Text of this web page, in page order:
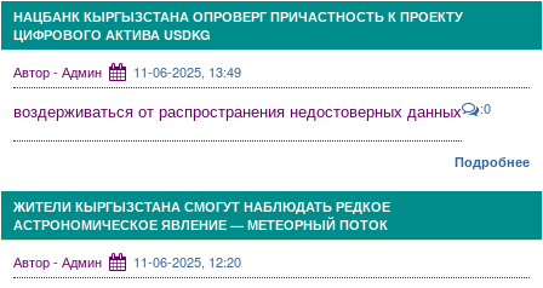
НАЦБАНК КЫРГЫЗСТАНА ОПРОВЕРГ ПРИЧАСТНОСТЬ К ПРОЕКТУ
ЦИФРОВОГО АКТИВА USDKG
Автор - Админ 11-06-2025, 13:49
воздерживаться от распространения недостоверных данных :0
Подробнее
ЖИТЕЛИ КЫРГЫЗСТАНА СМОГУТ НАБЛЮДАТЬ РЕДКОЕ
АСТРОНОМИЧЕСКОЕ ЯВЛЕНИЕ — МЕТЕОРНЫЙ ПОТОК
Автор - Админ 11-06-2025, 12:20